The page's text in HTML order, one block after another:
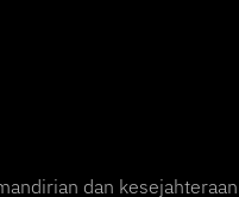
dan